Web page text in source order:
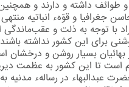
طوائف داشته و دارند و
جغرافیا و قوّهء انباتیه
با توجه به ذلت و
برای این كشور نداشته
بهائیان بسیار روشن و
تا این كشور به عظمت
عبدالبهاء در رسالهء مدنیه